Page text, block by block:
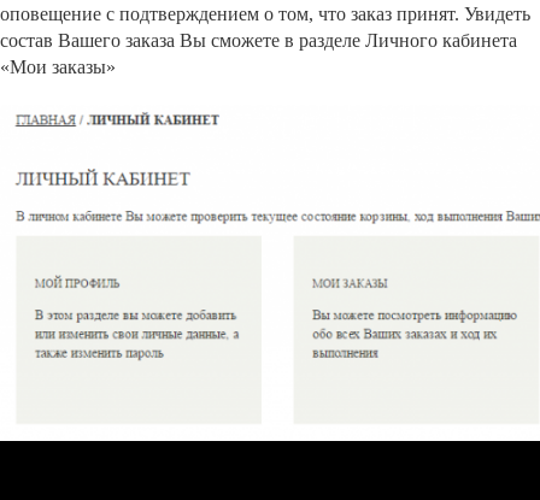
оповещение с подтверждением о том, что заказ принят. Увидеть
состав Вашего заказа Вы сможете в разделе Личного кабинета
«Мои заказы»